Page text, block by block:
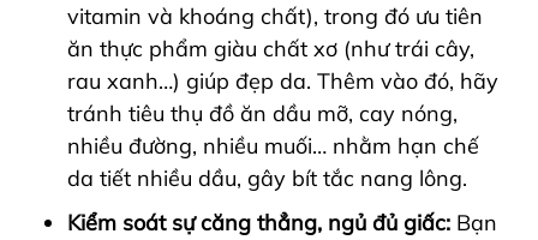
vitamin và khoáng chất), trong đó ưu tiên
ăn thực phẩm giàu chất xơ (như trái cây,
rau xanh…) giúp đẹp da. Thêm vào đó, hãy
tránh tiêu thụ đồ ăn dầu mỡ, cay nóng,
nhiều đường, nhiều muối… nhằm hạn chế
da tiết nhiều dầu, gây bít tắc nang lông.
Kiểm soát sự căng thẳng, ngủ đủ giấc: Bạn